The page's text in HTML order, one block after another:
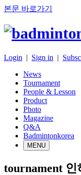
본문 바로가기
Login | Sign in |
News
Tournament
People & Lesson
Product
Photo
Magazine
Q&A
Badmintonkorea
MENU
tournament 인